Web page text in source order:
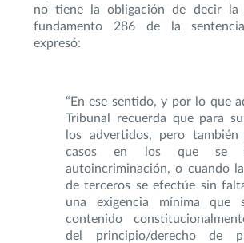
no tiene la obligación de decir la
fundamento 286 de la
expresó:
“En ese sentido, y por lo que
Tribunal recuerda que para
los advertidos, pero también
casos en los que se
autoincriminación, o cuando
de terceros se efectúe sin
una exigencia mínima que
contenido
del principio/derecho de